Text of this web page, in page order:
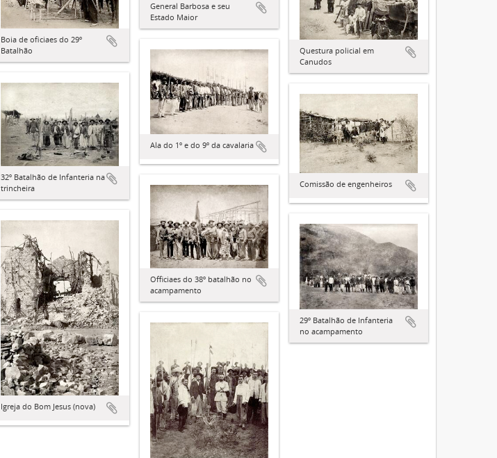
General Barbosa e seu
Estado Maior
Boia de oficiaes do 29º
Batalhão
Questura policial em
Canudos
Ala do 1º e do 9º da cavalaria
32º Batalhão de Infanteria na
trincheira
Comissão de engenheiros
Officiaes do 38º batalhão no
acampamento
Igreja do Bom Jesus (nova)
29º Batalhão de Infanteria
no acampamento